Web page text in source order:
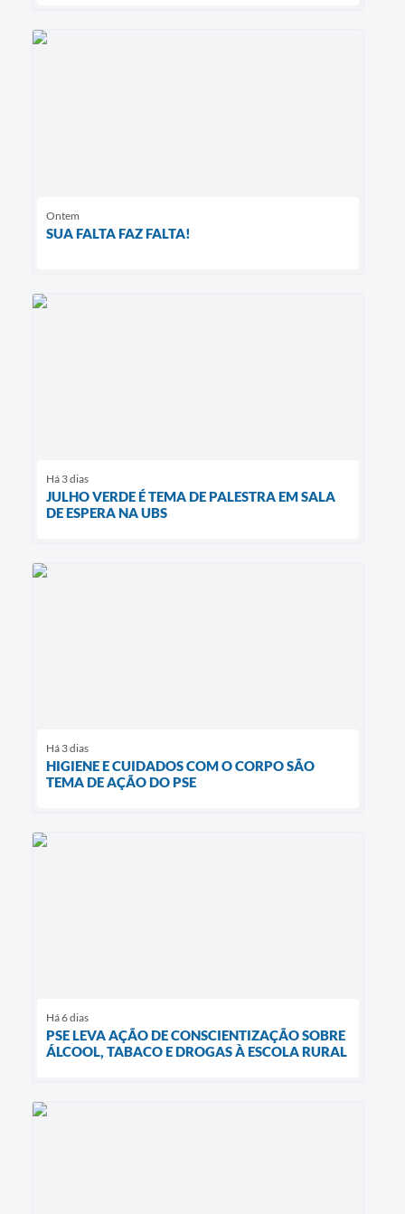
Ontem
SUA FALTA FAZ FALTA!
Há 3 dias
JULHO VERDE É TEMA DE PALESTRA EM SALA
DE ESPERA NA UBS
Há 3 dias
HIGIENE E CUIDADOS COM O CORPO SÃO
TEMA DE AÇÃO DO PSE
Há 6 dias
PSE LEVA AÇÃO DE CONSCIENTIZAÇÃO SOBRE
ÁLCOOL, TABACO E DROGAS À ESCOLA RURAL